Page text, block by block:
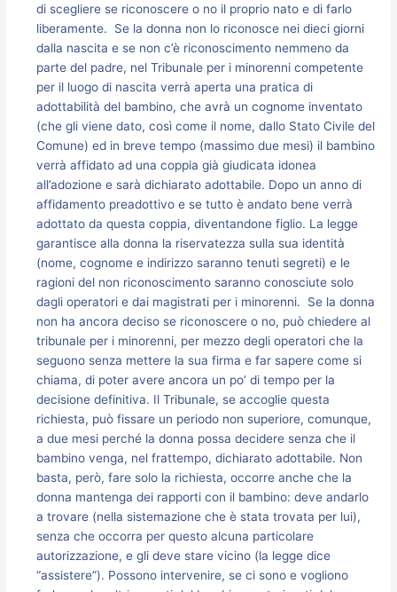
di scegliere se riconoscere o no il proprio nato e di farlo
liberamente. Se la donna non lo riconosce nei dieci giorni
dalla nascita e se non c’è riconoscimento nemmeno da
parte del padre, nel Tribunale per i minorenni competente
per il luogo di nascita verrà aperta una pratica di
adottabilità del bambino, che avrà un cognome inventato
(che gli viene dato, così come il nome, dallo Stato Civile del
Comune) ed in breve tempo (massimo due mesi) il bambino
verrà affidato ad una coppia già giudicata idonea
all’adozione e sarà dichiarato adottabile. Dopo un anno di
affidamento preadottivo e se tutto è andato bene verrà
adottato da questa coppia, diventandone figlio. La legge
garantisce alla donna la riservatezza sulla sua identità
(nome, cognome e indirizzo saranno tenuti segreti) e le
ragioni del non riconoscimento saranno conosciute solo
dagli operatori e dai magistrati per i minorenni. Se la donna
non ha ancora deciso se riconoscere o no, può chiedere al
tribunale per i minorenni, per mezzo degli operatori che la
seguono senza mettere la sua firma e far sapere come si
chiama, di poter avere ancora un po’ di tempo per la
decisione definitiva. Il Tribunale, se accoglie questa
richiesta, può fissare un periodo non superiore, comunque,
a due mesi perché la donna possa decidere senza che il
bambino venga, nel frattempo, dichiarato adottabile. Non
basta, però, fare solo la richiesta, occorre anche che la
donna mantenga dei rapporti con il bambino: deve andarlo
a trovare (nella sistemazione che è stata trovata per lui),
senza che occorra per questo alcuna particolare
autorizzazione, e gli deve stare vicino (la legge dice
“assistere”). Possono intervenire, se ci sono e vogliono